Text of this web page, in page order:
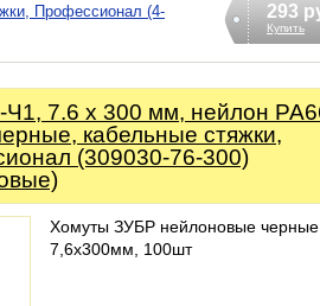
Профессионал (4-
293
Купить
7.6 x 300 мм, нейлон
кабельные стяжки,
(309030-76-300)
Хомуты ЗУБР нейлоновые черные
7,6x300мм, 100шт